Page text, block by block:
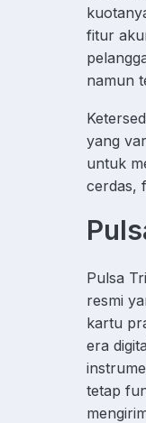
fitur
namun
yang
untuk
cerdas,
Pulsa
resmi
kartu
era
tetap